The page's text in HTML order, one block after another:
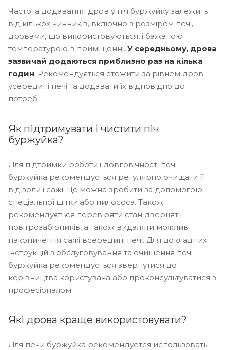
Частота додавання дров у піч буржуйку залежить
від кількох чинників, включно з розміром печі,
дровами, що використовуються, і бажаною
температурою в приміщенні. У середньому, дрова
зазвичай додаються приблизно раз на кілька
годин. Рекомендується стежити за рівнем дров
усередині печі та додавати їх відповідно до
потреб.
Як підтримувати і чистити піч
буржуйка?
Для підтримки роботи і довговічності печі
буржуйка рекомендується регулярно очищати її
від золи і сажі. Це можна зробити за допомогою
спеціальної щітки або пилососа. Також
рекомендується перевіряти стан дверцят і
повітрозабірників, а також видаляти можливі
накопичення сажі всередині печі. Для докладних
інструкцій з обслуговування та очищення печі
буржуйка рекомендується звернутися до
керівництва користувача або проконсультуватися з
професіоналом.
Які дрова краще використовувати?
Для печи буржуйка рекомендуется использовать